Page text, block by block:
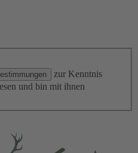
zur Kenntnis
und bin mit ihnen